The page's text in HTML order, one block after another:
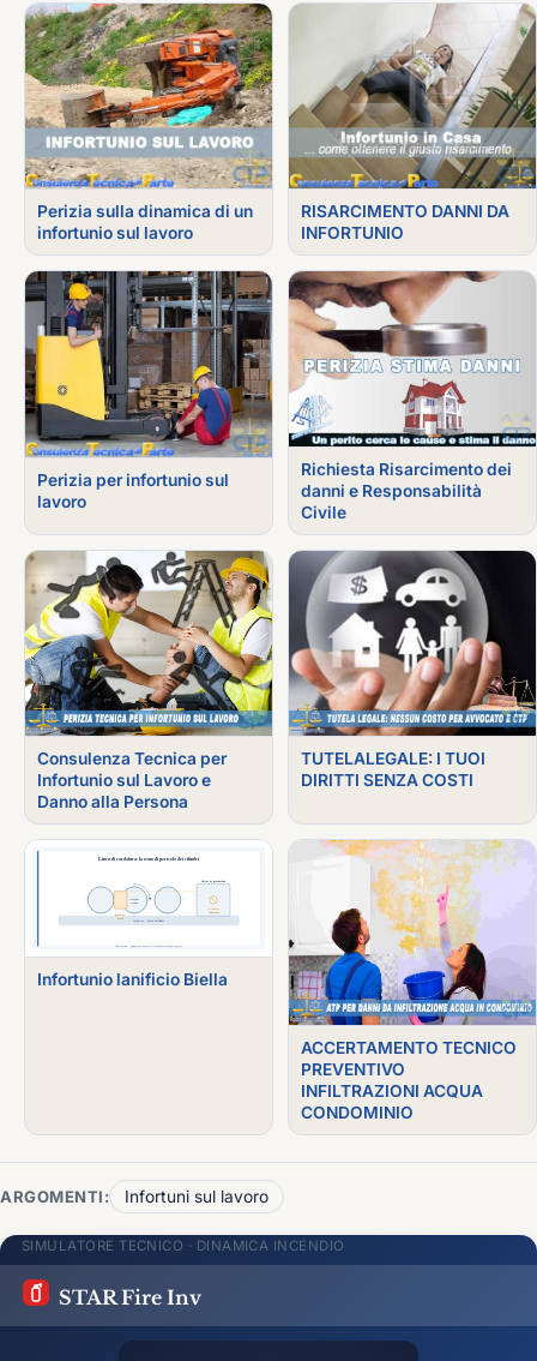
Perizia sulla dinamica di un
infortunio sul lavoro
RISARCIMENTO DANNI DA
INFORTUNIO
Perizia per infortunio sul
lavoro
Richiesta Risarcimento dei
danni e Responsabilità
Civile
Consulenza Tecnica per
Infortunio sul Lavoro e
Danno alla Persona
TUTELALEGALE: I TUOI
DIRITTI SENZA COSTI
Infortunio lanificio Biella
ACCERTAMENTO TECNICO
PREVENTIVO
INFILTRAZIONI ACQUA
CONDOMINIO
ARGOMENTI: Infortuni sul lavoro
SIMULATORE TECNICO · DINAMICA INCENDIO
STAR Fire Inv